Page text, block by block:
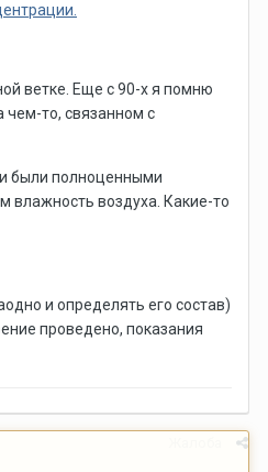
ветке. Еще с 90-х я помню
чем-то, связанном с
были полноценными
влажность воздуха. Какие-то
и определять его состав)
проведено, показания